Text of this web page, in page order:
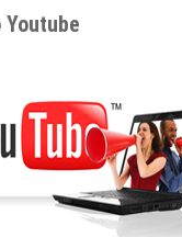
Youtube